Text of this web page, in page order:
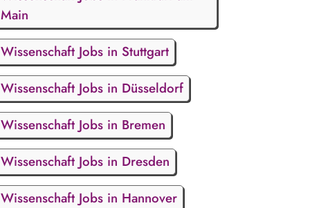
Main
Wissenschaft Jobs in Stuttgart
Wissenschaft Jobs in Düsseldorf
Wissenschaft Jobs in Bremen
Wissenschaft Jobs in Dresden
Wissenschaft Jobs in Hannover